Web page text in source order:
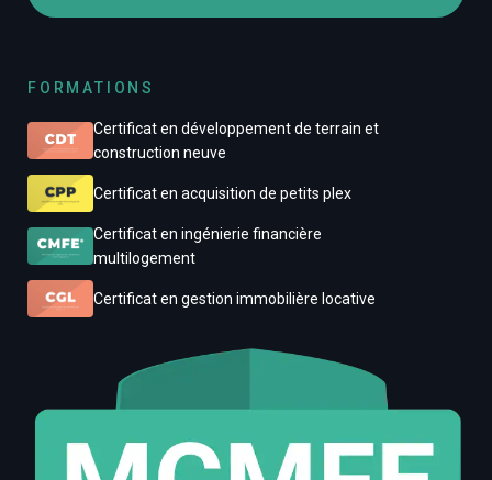
FORMATIONS
Certificat en développement de terrain et
construction neuve
Certificat en acquisition de petits plex
Certificat en ingénierie financière
multilogement
Certificat en gestion immobilière locative